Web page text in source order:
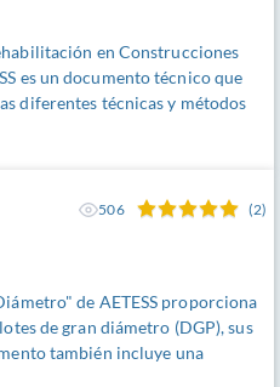
en Construcciones
es un documento técnico que
diferentes técnicas y métodos
de AETESS proporciona
de gran diámetro (DGP), sus
también incluye una
506 (2)